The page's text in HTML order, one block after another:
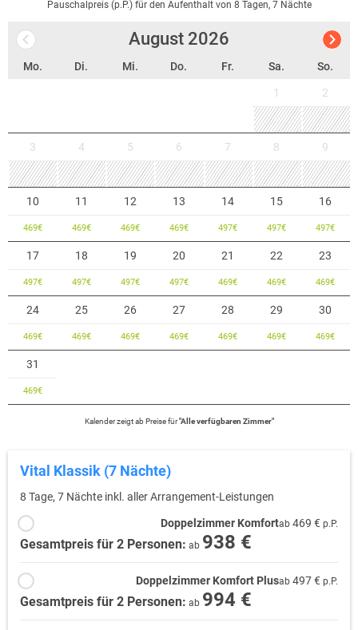
Pauschalpreis (p.P.) für den Aufenthalt von 8 Tagen, 7 Nächte
August 2026
Mo. Di. Mi. Do. Fr. Sa. So.
1 2
3 4 5 6 7 8 9
10
469€
11
469€
12
469€
13
469€
14
497€
15
497€
16
497€
17
497€
18
497€
19
497€
20
497€
21
469€
22
469€
23
469€
24
469€
25
469€
26
469€
27
469€
28
469€
29
469€
30
469€
31
469€
Kalender zeigtab Preise für"Alle verfügbaren Zimmer"
Vital Klassik (7 Nächte)
8 Tage, 7 Nächte inkl. aller Arrangement-Leistungen
Doppelzimmer Komfortab 469 € p.P.
Gesamtpreis für 2 Personen: ab 938 €
Doppelzimmer Komfort Plusab 497 € p.P.
Gesamtpreis für 2 Personen: ab 994 €